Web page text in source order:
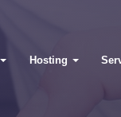
Hosting